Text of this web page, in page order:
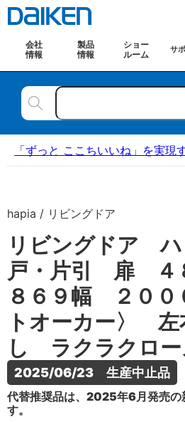
会社
情報
製品
情報
ショー
ルーム
サ
「ずっと ここちいいね」を実
hapia / リビングドア
リビングドア
戸・片引 扉 ４
８６９幅 ２０
トオーカー〉
し ラクラクロー
2025/06/23　生産中止品
代替推奨品は、2025年6月発売の
す。